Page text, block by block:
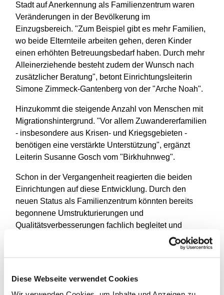
Diese Webseite verwendet Cookies
Stadt auf Anerkennung als Familienzentrum waren
Veränderungen in der Bevölkerung im
Einzugsbereich. "Zum Beispiel gibt es mehr Familien,
wo beide Elternteile arbeiten gehen, deren Kinder
einen erhöhten Betreuungsbedarf haben. Durch mehr
Alleinerziehende besteht zudem der Wunsch nach
zusätzlicher Beratung", betont Einrichtungsleiterin
Simone Zimmeck-Gantenberg von der "Arche Noah".
Hinzukommt die steigende Anzahl von Menschen mit
Migrationshintergrund. "Vor allem Zuwandererfamilien
- insbesondere aus Krisen- und Kriegsgebieten -
benötigen eine verstärkte Unterstützung", ergänzt
Leiterin Susanne Gosch vom "Birkhuhnweg".
Schon in der Vergangenheit reagierten die beiden
Einrichtungen auf diese Entwicklung. Durch den
neuen Status als Familienzentrum könnten bereits
begonnene Umstrukturierungen und
Qualitätsverbesserungen fachlich begleitet und
weiterentwickelt sowie Erziehungskompetenzen
zudem mehr Unterstützung von außen erfahren.